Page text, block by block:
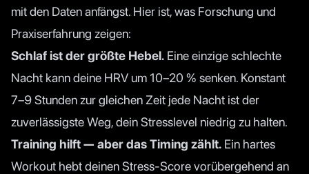
mit den Daten anfängst. Hier ist, was Forschung und
Praxiserfahrung zeigen:
Schlaf ist der größte Hebel. Eine einzige schlechte
Nacht kann deine HRV um 10–20 % senken. Konstant
7–9 Stunden zur gleichen Zeit jede Nacht ist der
zuverlässigste Weg, dein Stresslevel niedrig zu halten.
Training hilft — aber das Timing zählt. Ein hartes
Workout hebt deinen Stress-Score vorübergehend an